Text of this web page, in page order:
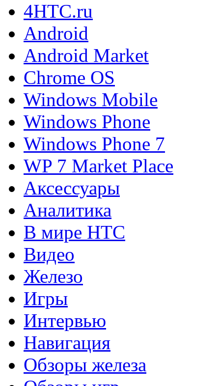
4HTC.ru
Android
Android Market
Chrome OS
Windows Mobile
Windows Phone
Windows Phone 7
WP 7 Market Place
Аксессуары
Аналитика
В мире HTC
Видео
Железо
Игры
Интервью
Навигация
Обзоры железа